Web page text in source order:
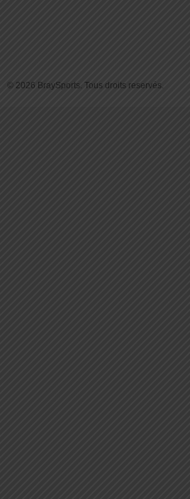
© 2026 BraySports. Tous droits reservés.